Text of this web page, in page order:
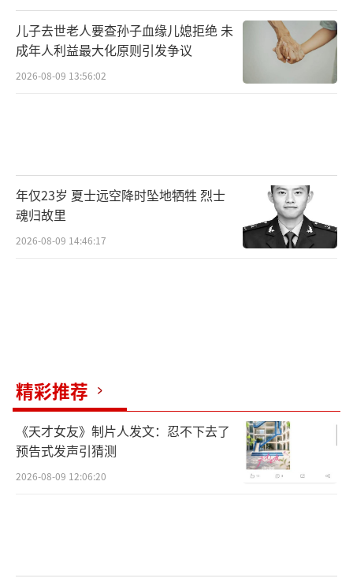
儿子去世老人要查孙子血缘儿媳拒绝 未
成年人利益最大化原则引发争议
2026-08-09 13:56:02
年仅23岁 夏士远空降时坠地牺牲 烈士
魂归故里
2026-08-09 14:46:17
精彩推荐
《天才女友》制片人发文：忍不下去了
预告式发声引猜测
2026-08-09 12:06:20